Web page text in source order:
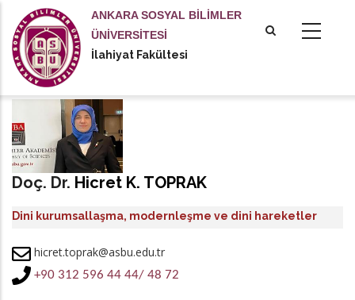
içeriğe
atla
ANKARA SOSYAL BİLİMLER
ÜNİVERSİTESİ
İlahiyat Fakültesi
Doç. Dr. Hicret K. TOPRAK
Dini kurumsallaşma, modernleşme ve dini hareketler
hicret.toprak@asbu.edu.tr
+90 312 596 44 44/ 48 72